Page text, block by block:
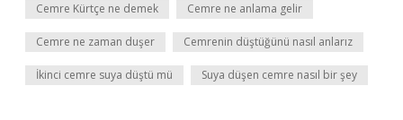
Cemre Kürtçe ne demek Cemre ne anlama gelir
Cemre ne zaman duşer Cemrenin düştüğünü nasıl anlarız
İkinci cemre suya düştü mü Suya düşen cemre nasıl bir şey